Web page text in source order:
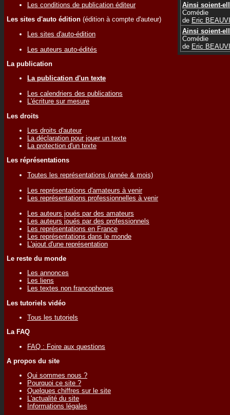
Les conditions de publication éditeur
Les sites d'auto édition (édition à compte d'auteur)
Les sites d'auto-édition
Les auteurs auto-édités
La publication
La publication d'un texte
Les calendriers des publications
L'écriture sur mesure
Les droits
Les droits d'auteur
La déclaration pour jouer un texte
La protection d'un texte
Les réprésentations
Toutes les représentations (année & mois)
Les représentations d'amateurs à venir
Les représentations professionnelles à venir
Les auteurs joués par des amateurs
Les auteurs joués par des professionnels
Les représentations en France
Les représentations dans le monde
L'ajout d'une représentation
Le reste du monde
Les annonces
Les liens
Les textes non francophones
Les tutoriels vidéo
Tous les tutoriels
La FAQ
FAQ : Foire aux questions
A propos du site
Qui sommes nous ?
Pourquoi ce site ?
Quelques chiffres sur le site
L'actualité du site
Informations légales
Ainsi soient-
Comédie
de Eric
Ainsi soient-
Comédie
de Eric